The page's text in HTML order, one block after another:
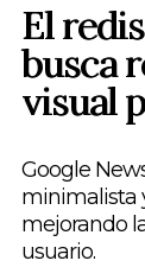
El
busca
visual
Google
minimalista
mejorando
usuario.